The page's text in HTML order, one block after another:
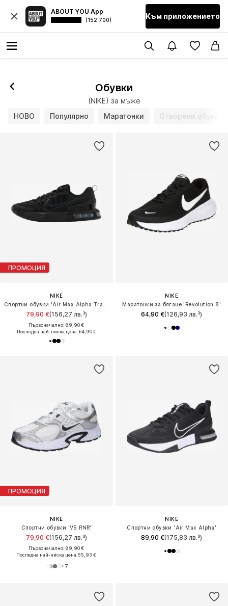
ABOUT YOU App
(152 700) Към приложението
Обувки
(NIKE) за мъже
НОВО
Популярно Маратонки Отворени обувки
ПРОМОЦИЯ
NIKE
79,90 €(156,27 лв.³)
Първоначално: 89,90 €
Последна най-ниска цена:64,90 €
NIKE
Маратонки за бягане 'Revolution 8'
64,90 €(126,93 лв.³)
ПРОМОЦИЯ
NIKE
Спортни обувки 'V5 RNR'
79,90 €(156,27 лв.³)
Първоначално: 89,90 €
Последна най-ниска цена:55,93 €
+7
NIKE
Спортни обувки 'Air Max Alpha'
89,90 €(175,83 лв.³)